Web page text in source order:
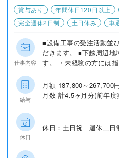
賞与あり
年間休日120日以上
完全週休2日制
土日休み 車
仕事内容
■設備工事の受注活動並
だきます。 ■下越周辺地
す。 ・未経験の方には
給与
月額 187,800～
月数 計4.5ヶ月分(前年度
休日
休日：土日祝 週休二日